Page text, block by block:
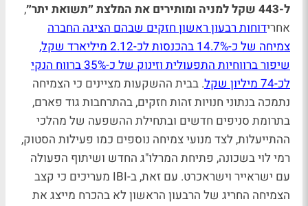
ל-443 שקל למניה ומותירים את המלצת ״תשואת יתר״
,
אחרידוחות רבעון ראשון חזקים שבהם הציגה החברה
צמיחה של כ-14.7% בהכנסות לכ-2.12 מיליארד שקל,
שיפור ברווחיות התפעולית וזינוק של כ-35% ברווח הנקי
לכ-74 מיליון שקל
. בבית ההשקעות מציינים כי הצמיחה
נתמכה בנתוני חנויות זהות חזקים, בהתרחבות גוד פארם,
בתרומת סניפים חדשים ובתחילת ההשפעה של מהלכי
ההתייעלות, לצד מנועי צמיחה נוספים כמו פעילות הסטוק,
רמי לוי בשכונה, פתיחת המרלו"ג החדש ושיתוף הפעולה
עם ישראייר וישראכרט. עם זאת, ב-IBI מעריכים כי קצב
הצמיחה החריג של הרבעון הראשון לא בהכרח מייצג את